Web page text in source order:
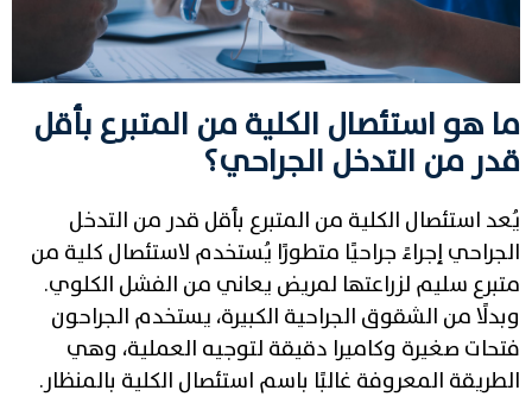
ما هو استئصال الكلية من المتبرع بأقل
قدر من التدخل الجراحي؟
يُعد استئصال الكلية من المتبرع بأقل قدر من التدخل
الجراحي إجراءً جراحيًا متطورًا يُستخدم لاستئصال كلية من
متبرع سليم لزراعتها لمريض يعاني من الفشل الكلوي.
وبدلًا من الشقوق الجراحية الكبيرة، يستخدم الجراحون
فتحات صغيرة وكاميرا دقيقة لتوجيه العملية، وهي
الطريقة المعروفة غالبًا باسم استئصال الكلية بالمنظار.